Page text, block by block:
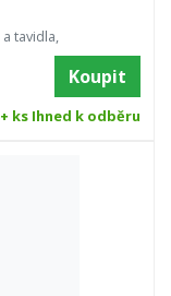
tavidla,
Koupit
ks Ihned k odběru